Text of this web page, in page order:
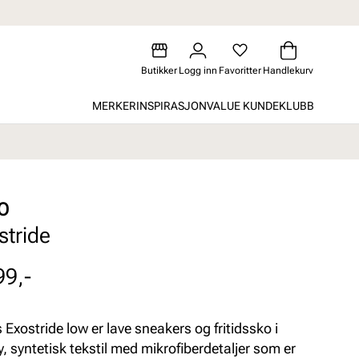
Butikker Logg inn Favoritter Handlekurv
MERKERINSPIRASJONVALUE KUNDEKLUBB
Exostride low er lave sneakers og fritidssko i
syntetisk tekstil med mikrofiberdetaljer som er